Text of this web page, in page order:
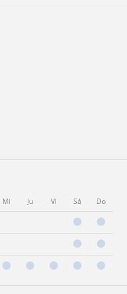
Mi Ju Vi Sá Do